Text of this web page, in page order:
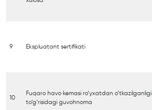
9 Ekspluatant sertifikati
10
Fuqaro havo kemasi ro‘yxatdan o‘tkazilganligi
to‘g‘risidagi guvohnoma